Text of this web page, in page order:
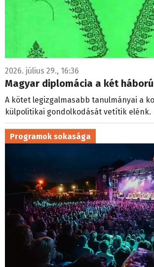
2026. július 29., 16:36
Magyar diplomácia a két
A kötet legizgalmasabb tanulmányai a
külpolitikai gondolkodását vetítik elénk.
Programok sokasága